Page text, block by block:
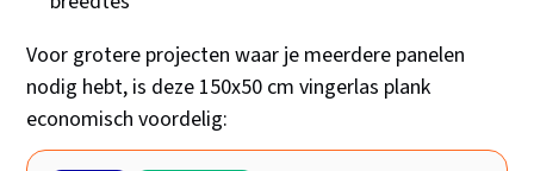
Voor grotere projecten waar je meerdere panelen
nodig hebt, is deze 150x50 cm vingerlas plank
economisch voordelig: